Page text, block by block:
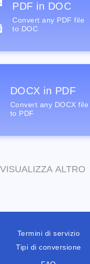
PDF in DOC
Convert any PDF file
to DOC
DOCX in PDF
Convert any DOCX file
to PDF
VISUALIZZA ALTRO
Termini di servizio
Tipi di conversione